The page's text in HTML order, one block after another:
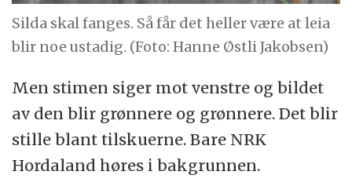
Silda skal fanges. Så får det heller være at leia
blir noe ustadig. (Foto: Hanne Østli Jakobsen)
Men stimen siger mot venstre og bildet
av den blir grønnere og grønnere. Det blir
stille blant tilskuerne. Bare NRK
Hordaland høres i bakgrunnen.